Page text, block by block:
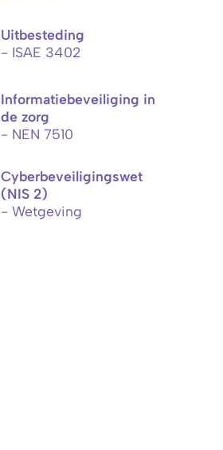
Uitbesteding
- ISAE 3402
Informatiebeveiliging in
de zorg
- NEN 7510
Cyberbeveiligingswet
(NIS 2)
- Wetgeving